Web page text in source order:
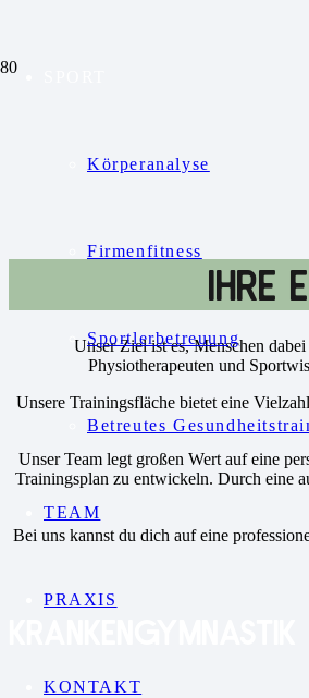
Körperanalyse
Firmenfitness
Sportlerbetreuung
Betreutes
TEAM
PRAXIS
KONTAKT
IHRE
Unser Ziel ist es, Menschen
Physiotherapeuten und
Unsere Trainingsfläche bietet eine
Unser Team legt großen Wert auf eine
Trainingsplan zu entwickeln. Durch eine
Bei uns kannst du dich auf eine